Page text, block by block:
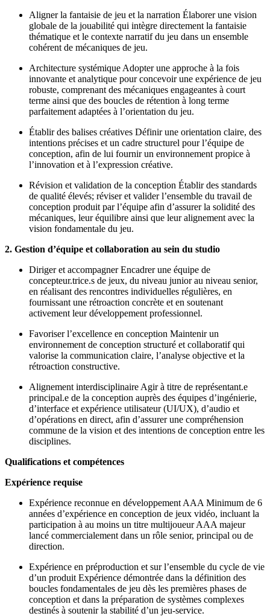
Aligner la fantaisie de jeu et la narration Élaborer une vision
globale de la jouabilité qui intègre directement la fantaisie
thématique et le contexte narratif du jeu dans un ensemble
cohérent de mécaniques de jeu.
Architecture systémique Adopter une approche à la fois
innovante et analytique pour concevoir une expérience de jeu
robuste, comprenant des mécaniques engageantes à court
terme ainsi que des boucles de rétention à long terme
parfaitement adaptées à l’orientation du jeu.
Établir des balises créatives Définir une orientation claire, des
intentions précises et un cadre structurel pour l’équipe de
conception, afin de lui fournir un environnement propice à
l’innovation et à l’expression créative.
Révision et validation de la conception Établir des standards
de qualité élevés; réviser et valider l’ensemble du travail de
conception produit par l’équipe afin d’assurer la solidité des
mécaniques, leur équilibre ainsi que leur alignement avec la
vision fondamentale du jeu.
2. Gestion d’équipe et collaboration au sein du studio
Diriger et accompagner Encadrer une équipe de
concepteur.trice.s de jeux, du niveau junior au niveau senior,
en réalisant des rencontres individuelles régulières, en
fournissant une rétroaction concrète et en soutenant
activement leur développement professionnel.
Favoriser l’excellence en conception Maintenir un
environnement de conception structuré et collaboratif qui
valorise la communication claire, l’analyse objective et la
rétroaction constructive.
Alignement interdisciplinaire Agir à titre de représentant.e
principal.e de la conception auprès des équipes d’ingénierie,
d’interface et expérience utilisateur (UI/UX), d’audio et
d’opérations en direct, afin d’assurer une compréhension
commune de la vision et des intentions de conception entre les
disciplines.
Qualifications et compétences
Expérience requise
Expérience reconnue en développement AAA Minimum de 6
années d’expérience en conception de jeux vidéo, incluant la
participation à au moins un titre multijoueur AAA majeur
lancé commercialement dans un rôle senior, principal ou de
direction.
Expérience en préproduction et sur l’ensemble du cycle de vie
d’un produit Expérience démontrée dans la définition des
boucles fondamentales de jeu dès les premières phases de
conception et dans la préparation de systèmes complexes
destinés à soutenir la stabilité d’un jeu-service.